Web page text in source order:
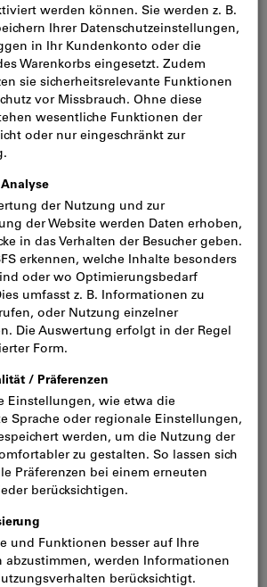
anklicken
für Geschäftskunden nach
5,5x63mm